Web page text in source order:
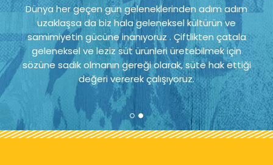
Dünya her geçen gün geleneklerinden adım adım
uzaklaşsa da biz hala geleneksel kültürün ve
samimiyetin gücüne inanıyoruz . Çiftlikten çatala
geleneksel ve leziz süt ürünleri üretebilmek için
sözüne sadık olmanın gereği olarak, süte hak ettiği
değeri vererek çalışıyoruz.